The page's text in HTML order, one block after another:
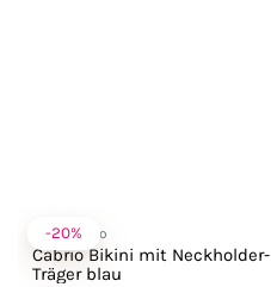
-20%
Anabel Arto
Cabrio Bikini mit Neckholder-
Träger blau